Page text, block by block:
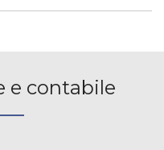
e contabile